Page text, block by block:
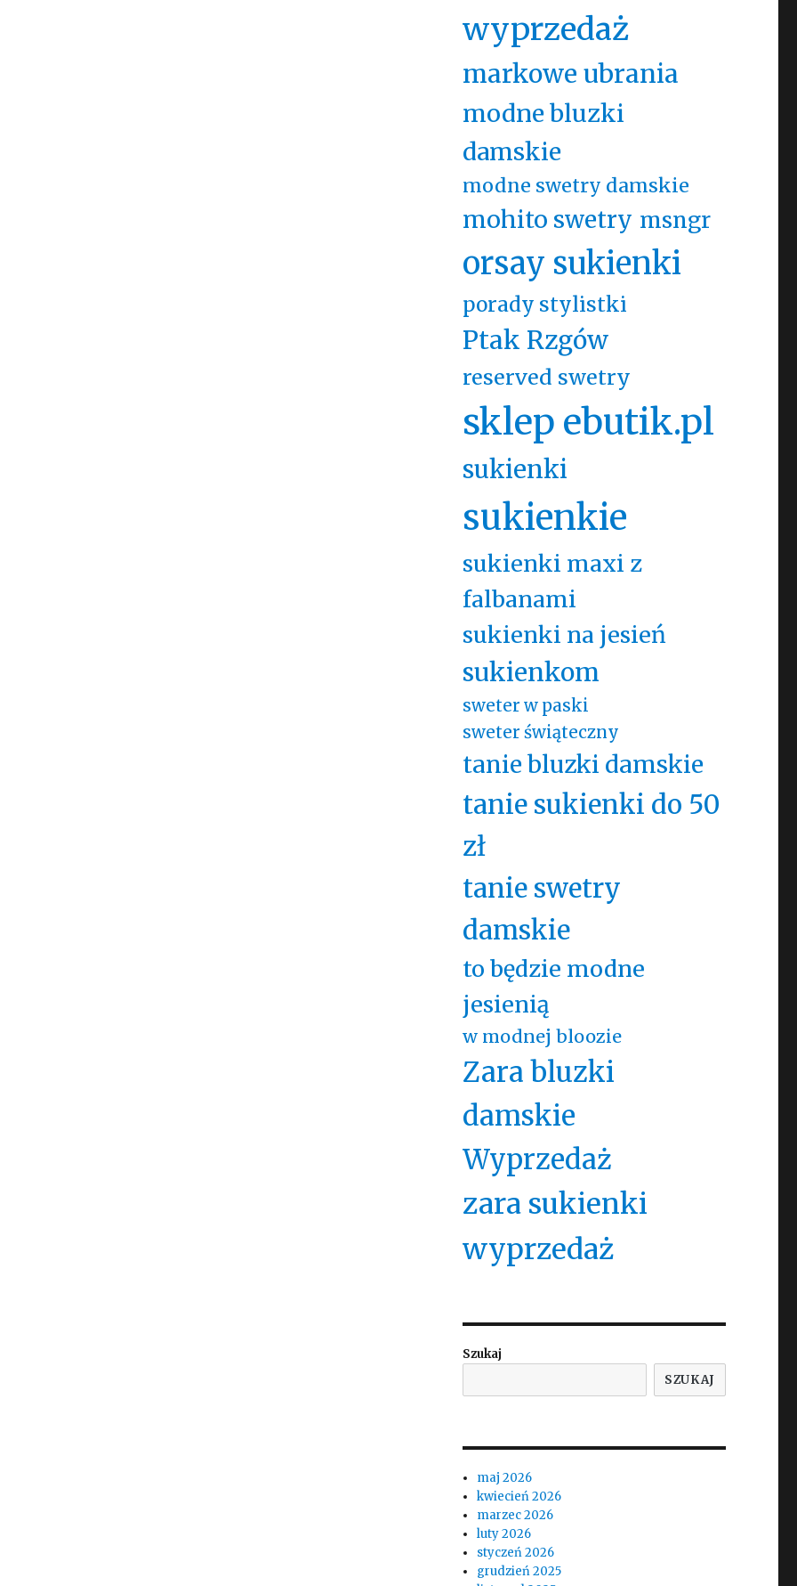
wyprzedaż
markowe ubrania
modne bluzki
damskie
modne swetry damskie
mohito swetry msngr
orsay sukienki
porady stylistki
Ptak Rzgów
reserved swetry
sklep ebutik.pl
sukienki
sukienkie
sukienki maxi z
falbanami
sukienki na jesień
sukienkom
sweter w paski
sweter świąteczny
tanie bluzki damskie
tanie sukienki do 50
zł
tanie swetry
damskie
to będzie modne
jesienią
w modnej bloozie
Zara bluzki
damskie
Wyprzedaż
zara sukienki
wyprzedaż
Szukaj
SZUKAJ
maj 2026
kwiecień 2026
marzec 2026
luty 2026
styczeń 2026
grudzień 2025